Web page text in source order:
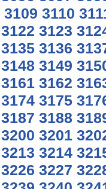
3109 3110
3122 3123
3135 3136
3148 3149
3161 3162
3174 3175
3187 3188
3200 3201
3213 3214
3226 3227